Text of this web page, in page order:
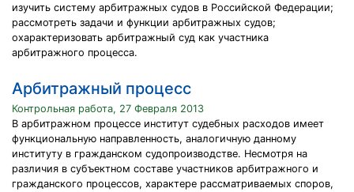
изучить систему арбитражных судов в Российской Федерации;
рассмотреть задачи и функции арбитражных судов;
охарактеризовать арбитражный суд как участника
арбитражного процесса.
Арбитражный процесс
Контрольная работа, 27 Февраля 2013
В арбитражном процессе институт судебных расходов имеет
функциональную направленность, аналогичную данному
институту в гражданском судопроизводстве. Несмотря на
различия в субъектном составе участников арбитражного и
гражданского процессов, характере рассматриваемых споров,